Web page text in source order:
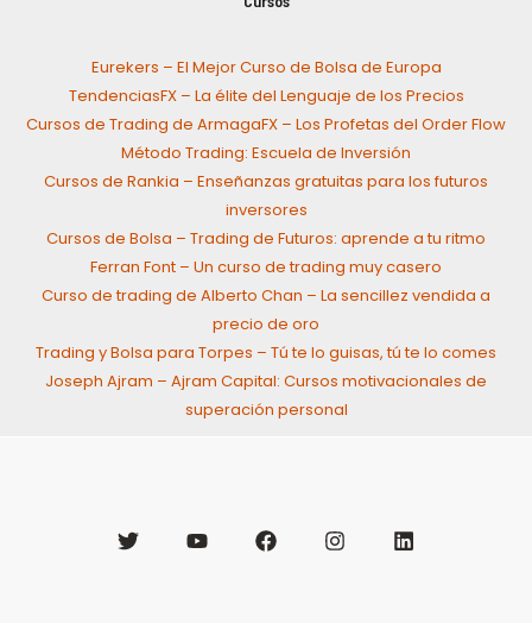
Eurekers – El Mejor Curso de Bolsa de Europa
TendenciasFX – La élite del Lenguaje de los Precios
Cursos de Trading de ArmagaFX – Los Profetas del Order Flow
Método Trading: Escuela de Inversión
Cursos de Rankia – Enseñanzas gratuitas para los futuros
inversores
Cursos de Bolsa – Trading de Futuros: aprende a tu ritmo
Ferran Font – Un curso de trading muy casero
Curso de trading de Alberto Chan – La sencillez vendida a
precio de oro
Trading y Bolsa para Torpes – Tú te lo guisas, tú te lo comes
Joseph Ajram – Ajram Capital: Cursos motivacionales de
superación personal